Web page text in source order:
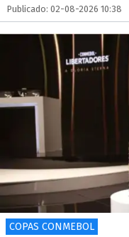
Publicado: 02-08-2026 10:38
COPAS CONMEBOL